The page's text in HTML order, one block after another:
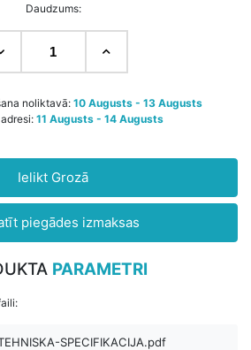
Daudzums:
noliktavā: 10 Augusts - 13 Augusts
11 Augusts - 14 Augusts
Ielikt Grozā
piegādes izmaksas
PARAMETRI
SPECIFIKACIJA.pdf